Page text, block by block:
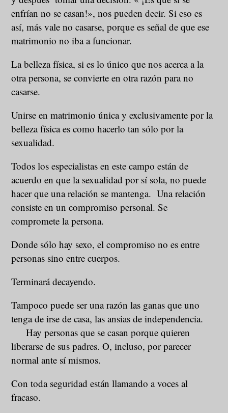
enfrían no se casan!», nos pueden decir. Si eso es
así, más vale no casarse, porque es señal de que ese
matrimonio no iba a funcionar.
La belleza física, si es lo único que nos acerca a la
otra persona, se convierte en otra razón para no
casarse.
Unirse en matrimonio única y exclusivamente por la
belleza física es como hacerlo tan sólo por la
sexualidad.
Todos los especialistas en este campo están de
acuerdo en que la sexualidad por sí sola, no puede
hacer que una relación se mantenga. Una relación
consiste en un compromiso personal. Se
compromete la persona.
Donde sólo hay sexo, el compromiso no es entre
personas sino entre cuerpos.
Terminará decayendo.
Tampoco puede ser una razón las ganas que uno
tenga de irse de casa, las ansias de independencia.
Hay personas que se casan porque quieren
liberarse de sus padres. O, incluso, por parecer
normal ante sí mismos.
Con toda seguridad están llamando a voces al
fracaso.